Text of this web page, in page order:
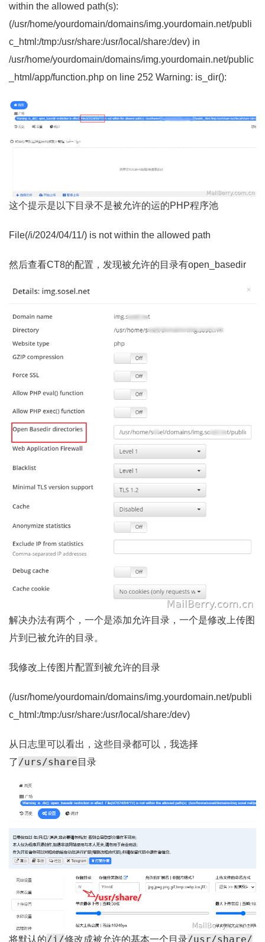
within the allowed path(s):
(/usr/home/yourdomain/domains/img.yourdomain.net/publi
c_html:/tmp:/usr/share:/usr/local/share:/dev) in
/usr/home/yourdomain/domains/img.yourdomain.net/public
_html/app/function.php on line 252 Warning: is_dir():
这个提示是以下目录不是被允许的运的PHP程序池
File(/i/2024/04/11/) is not within the allowed path
然后查看CT8的配置，发现被允许的目录有open_basedir
解决办法有两个，一个是添加允许目录，一个是修改上传图
片到已被允许的目录。
我修改上传图片配置到被允许的目录
(/usr/home/yourdomain/domains/img.yourdomain.net/publi
c_html:/tmp:/usr/share:/usr/local/share:/dev)
从日志里可以看出，这些目录都可以，我选择
了/urs/share 目录
将默认的/i/修改成被允许的基本一个目录/usr/share/